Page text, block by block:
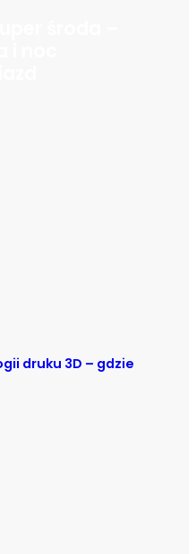
druku 3D – gdzie